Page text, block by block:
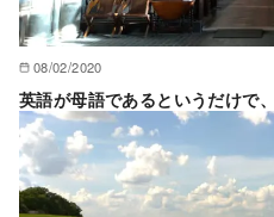
08/02/2020
英語が母語であるというだけで